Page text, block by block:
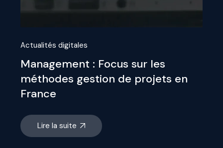
Actualités digitales
Management : Focus sur les
méthodes gestion de projets en
France
Lire la suite